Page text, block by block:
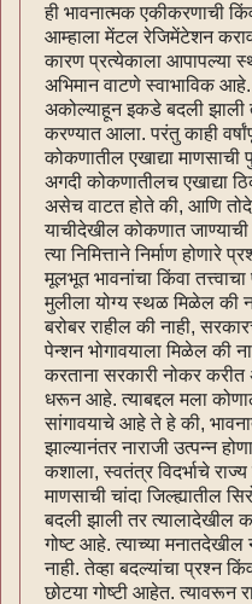
ही भावनात्मक एकीकरणाची
आम्हाला मेंटल रेजिमेंटेशन
कारण प्रत्येकाला आपापल्या
अभिमान वाटणे स्वाभाविक आहे.
अकोल्याहून इकडे बदली झाली
करण्यात आला. परंतु काही
कोकणातील एखाद्या माणसाची
अगदी कोकणातीलच एखाद्या
असेच वाटत होते की, आणि
याचीदेखील कोकणात
त्या निमित्ताने निर्माण
मूलभूत भावनांचा किंवा
मुलीला योग्य स्थळ मिळेल की
बरोबर राहील की नाही,
पेन्शन भोगावयाला मिळेल की
करताना सरकारी नोकर
धरून आहे. त्याबद्दल मला
सांगावयाचे आहे ते हे की,
झाल्यानंतर नाराजी उत्पन्न
कशाला, स्वतंत्र विदर्भाचे
माणसाची चांदा जिल्ह्यातील
बदली झाली तर त्यालादेखील
गोष्ट आहे. त्याच्या मनातदेखील
नाही. तेव्हा बदल्यांचा प्रश्न
छोटया गोष्टी आहेत. त्यावरून